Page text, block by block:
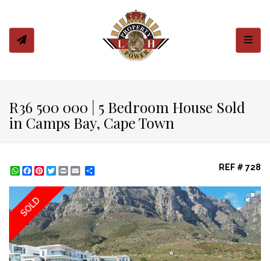
R36 500 000 | 5 Bedroom House Sold
in Camps Bay, Cape Town
WhatsApp
Facebook
Pinterest
Twitter
Print REF # 728
SOLD